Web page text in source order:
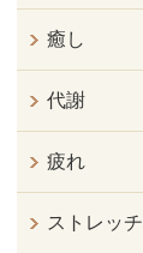
癒し
代謝
疲れ
ストレッチ